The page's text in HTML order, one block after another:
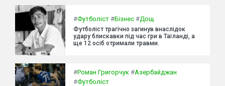
#Футболіст #Бізнес #Дощ
Футболіст трагічно загинув внаслідок
удару блискавки під час гри в Таїланді, а
ще 12 осіб отримали травми.
#Роман Григорчук #Азербайджан
#Футболіст